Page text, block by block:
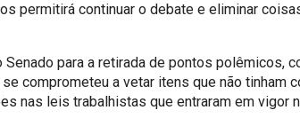
permitirá continuar o debate e eliminar
para a retirada de pontos polêmicos,
comprometeu a vetar itens que não tinham
nas leis trabalhistas que entraram em vigor